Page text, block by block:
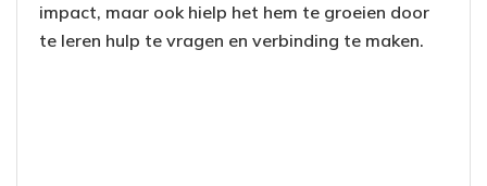
impact, maar ook hielp het hem te groeien door
te leren hulp te vragen en verbinding te maken.